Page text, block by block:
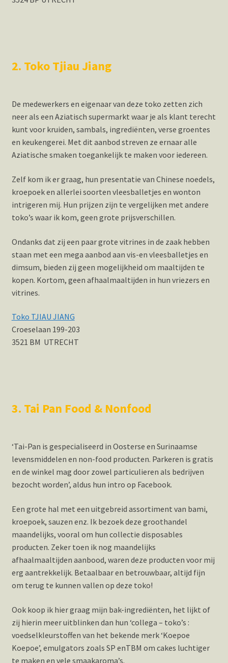
2. Toko Tjiau Jiang
De medewerkers en eigenaar van deze toko zetten zich
neer als een Aziatisch supermarkt waar je als klant terecht
kunt voor kruiden, sambals, ingrediënten, verse groentes
en keukengerei. Met dit aanbod streven ze ernaar alle
Aziatische smaken toegankelijk te maken voor iedereen.
Zelf kom ik er graag, hun presentatie van Chinese noedels,
kroepoek en allerlei soorten vleesballetjes en wonton
intrigeren mij. Hun prijzen zijn te vergelijken met andere
toko’s waar ik kom, geen grote prijsverschillen.
Ondanks dat zij een paar grote vitrines in de zaak hebben
staan met een mega aanbod aan vis-en vleesballetjes en
dimsum, bieden zij geen mogelijkheid om maaltijden te
kopen. Kortom, geen afhaalmaaltijden in hun vriezers en
vitrines.
Toko TJIAU JIANG
Croeselaan 199-203
3521 BM UTRECHT
3. Tai Pan Food & Nonfood
‘Tai-Pan is gespecialiseerd in Oosterse en Surinaamse
levensmiddelen en non-food producten. Parkeren is gratis
en de winkel mag door zowel particulieren als bedrijven
bezocht worden’, aldus hun intro op Facebook.
Een grote hal met een uitgebreid assortiment van bami,
kroepoek, sauzen enz. Ik bezoek deze groothandel
maandelijks, vooral om hun collectie disposables
producten. Zeker toen ik nog maandelijks
afhaalmaaltijden aanbood, waren deze producten voor mij
erg aantrekkelijk. Betaalbaar en betrouwbaar, altijd fijn
om terug te kunnen vallen op deze toko!
Ook koop ik hier graag mijn bak-ingrediënten, het lijkt of
zij hierin meer uitblinken dan hun ‘collega – toko’s :
voedselkleurstoffen van het bekende merk ‘Koepoe
Koepoe’, emulgators zoals SP enTBM om cakes luchtiger
te maken en vele smaakaroma’s.